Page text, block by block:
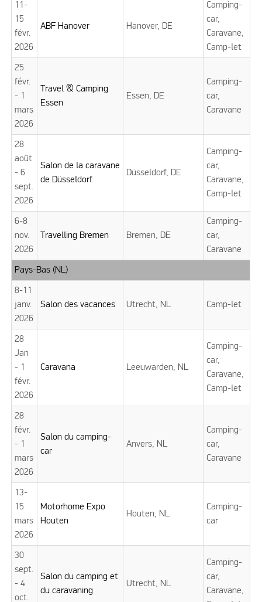
11-
15
févr.
2026
ABF Hanover Hanover, DE
Camping-
car,
Caravane,
Camp-let
25
févr.
- 1
mars
2026
Travel & Camping
Essen
Essen, DE
Camping-
car,
Caravane
28
août
- 6
sept.
2026
Salon de la caravane
de Düsseldorf
Düsseldorf, DE
Camping-
car,
Caravane,
Camp-let
6-8
nov.
2026
Travelling Bremen Bremen, DE
Camping-
car,
Caravane
Pays-Bas (NL)
8-11
janv.
2026
Salon des vacances Utrecht, NL Camp-let
28
Jan
- 1
févr.
2026
Caravana Leeuwarden, NL
Camping-
car,
Caravane,
Camp-let
28
févr.
- 1
mars
2026
Salon du camping-
car
Anvers, NL
Camping-
car,
Caravane
13-
15
mars
2026
Motorhome Expo
Houten
Houten, NL
Camping-
car
30
sept.
- 4
oct.
Salon du camping et
du caravaning
Utrecht, NL
Camping-
car,
Caravane,